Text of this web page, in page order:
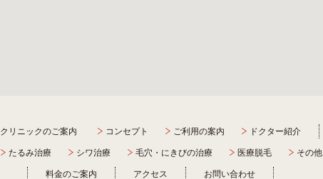
クリニックのご案内 コンセプト ご利用の案内 ドクター紹介
たるみ治療 シワ治療 毛穴・にきびの治療 医療脱毛 その他
料金のご案内 アクセス お問い合わせ